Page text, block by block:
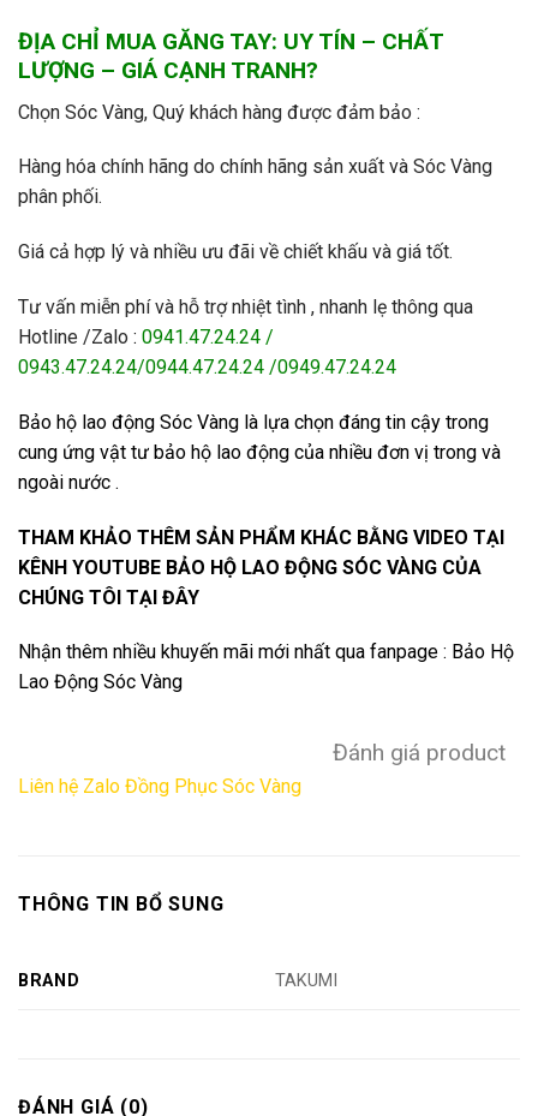
ĐỊA CHỈ MUA GĂNG TAY: UY TÍN – CHẤT
LƯỢNG – GIÁ CẠNH TRANH?
Chọn Sóc Vàng, Quý khách hàng được đảm bảo :
Hàng hóa chính hãng do chính hãng sản xuất và Sóc Vàng
phân phối.
Giá cả hợp lý và nhiều ưu đãi về chiết khấu và giá tốt.
Tư vấn miễn phí và hỗ trợ nhiệt tình , nhanh lẹ thông qua
Hotline /Zalo : 0941.47.24.24 /
0943.47.24.24/0944.47.24.24 /0949.47.24.24
Bảo hộ lao động Sóc Vàng là lựa chọn đáng tin cậy trong
cung ứng vật tư bảo hộ lao động của nhiều đơn vị trong và
ngoài nước .
THAM KHẢO THÊM SẢN PHẨM KHÁC BẰNG VIDEO TẠI
KÊNH YOUTUBE BẢO HỘ LAO ĐỘNG SÓC VÀNG CỦA
CHÚNG TÔI TẠI ĐÂY
Nhận thêm nhiều khuyến mãi mới nhất qua fanpage : Bảo Hộ
Lao Động Sóc Vàng
Đánh giá product
Liên hệ Zalo Đồng Phục Sóc Vàng
THÔNG TIN BỔ SUNG
BRAND TAKUMI
ĐÁNH GIÁ (0)